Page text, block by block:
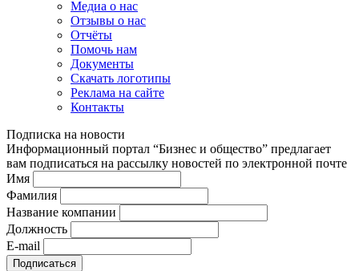
Медиа о нас
Отзывы о нас
Отчёты
Помочь нам
Документы
Скачать логотипы
Реклама на сайте
Контакты
Подписка на новости
Информационный портал “Бизнес и общество” предлагает
вам подписаться на рассылку новостей по электронной почте
Имя
Фамилия
Название компании
Должность
E-mail